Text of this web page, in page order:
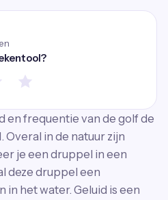
en frequentie van de golf de
in de natuur zijn
je een druppel in een
deze druppel een
het water. Geluid is een